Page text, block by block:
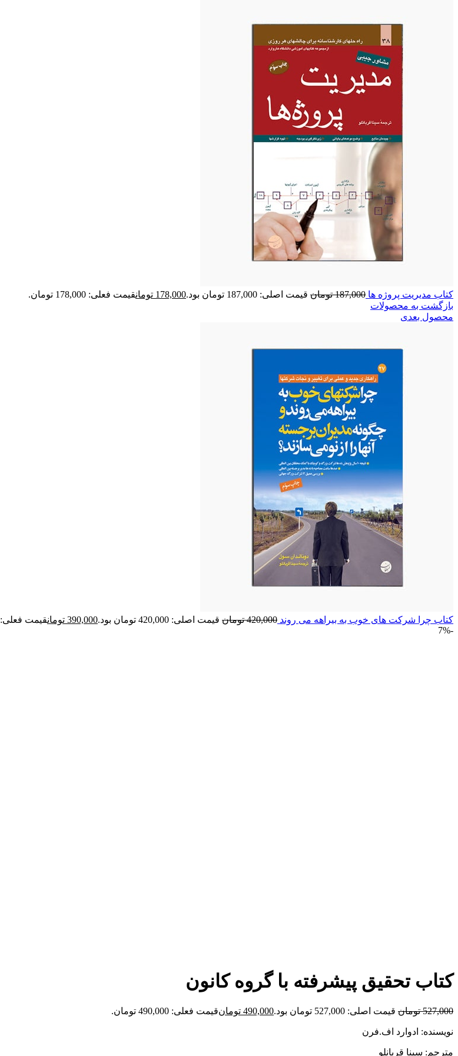
کتاب مديريت‏ پروژه‏ ها 187,000 تومان قیمت اصلی: 187,000 تومان بود. 178,000 تومانقیمت فعلی: 178,000 تومان.
بازگشت به محصولات
محصول بعدی
کتاب چرا شرکت های خوب به بیراهه می روند 420,000 تومان قیمت اصلی: 420,000 تومان بود. 390,000 تومانقیمت فعلی: 390,000 تومان.
-7%
کتاب تحقیق پیشرفته با گروه کانون
527,000 تومان قیمت اصلی: 527,000 تومان بود. 490,000 تومانقیمت فعلی: 490,000 تومان.
نویسنده: ادوارد اف.فرن
مترجم: سینا قربانلو